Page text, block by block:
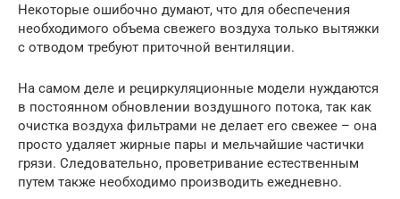
Некоторые ошибочно думают, что для обеспечения
необходимого объема свежего воздуха только вытяжки
с отводом требуют приточной вентиляции.
На самом деле и рециркуляционные модели нуждаются
в постоянном обновлении воздушного потока, так как
очистка воздуха фильтрами не делает его свежее – она
просто удаляет жирные пары и мельчайшие частички
грязи. Следовательно, проветривание естественным
путем также необходимо производить ежедневно.